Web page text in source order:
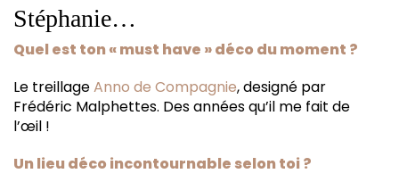
Stéphanie…
Quel est ton « must have » déco du moment ?
Le treillageAnno de Compagnie, designé par
Frédéric Malphettes. Des années qu’il me fait de
l’œil !
Un lieu déco incontournable selon toi ?